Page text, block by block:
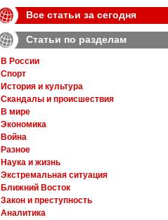
Все статьи за сегодня
Статьи по разделам
В России
Спорт
История и культура
Скандалы и происшествия
В мире
Экономика
Война
Разное
Наука и жизнь
Экстремальная ситуация
Ближний Восток
Закон и преступность
Аналитика